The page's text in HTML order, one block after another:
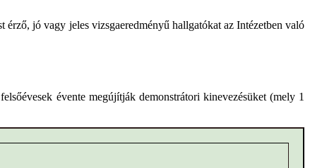
érző, jó vagy jeles vizsgaeredményű hallgatókat az Intézetben való
évente megújítják demonstrátori kinevezésüket (mely 1